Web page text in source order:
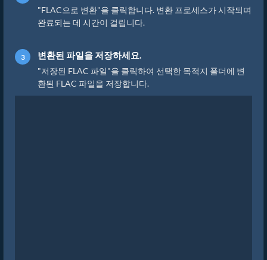
"FLAC으로 변환"을 클릭합니다. 변환 프로세스가 시작되며
완료되는 데 시간이 걸립니다.
변환된 파일을 저장하세요.
"저장된 FLAC 파일"을 클릭하여 선택한 목적지 폴더에 변
환된 FLAC 파일을 저장합니다.